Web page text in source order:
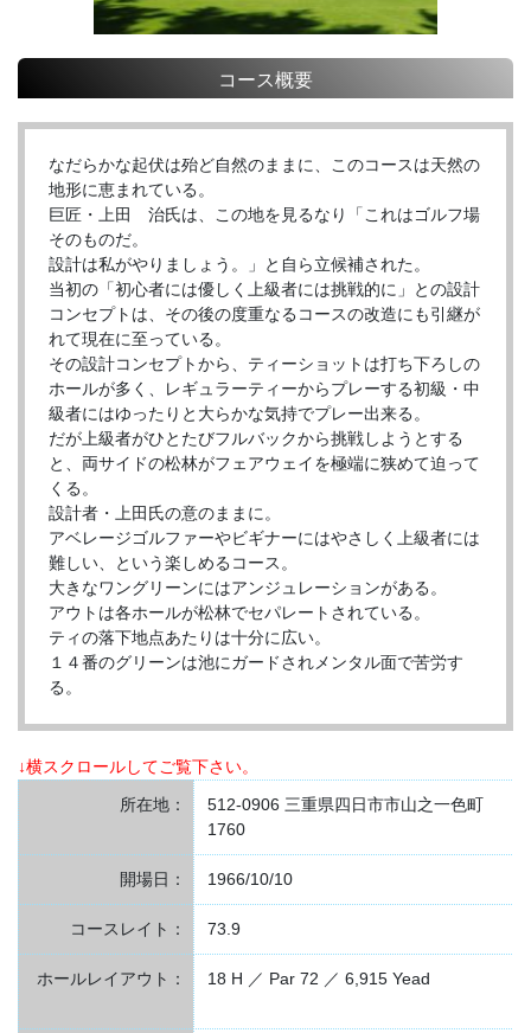
コース概要
なだらかな起伏は殆ど自然のままに、このコースは天然の
地形に恵まれている。
巨匠・上田 治氏は、この地を見るなり「これはゴルフ場
そのものだ。
設計は私がやりましょう。」と自ら立候補された。
当初の「初心者には優しく上級者には挑戦的に」との設計
コンセプトは、その後の度重なるコースの改造にも引継が
れて現在に至っている。
その設計コンセプトから、ティーショットは打ち下ろしの
ホールが多く、レギュラーティーからプレーする初級・中
級者にはゆったりと大らかな気持でプレー出来る。
だが上級者がひとたびフルバックから挑戦しようとする
と、両サイドの松林がフェアウェイを極端に狭めて迫って
くる。
設計者・上田氏の意のままに。
アベレージゴルファーやビギナーにはやさしく上級者には
難しい、という楽しめるコース。
大きなワングリーンにはアンジュレーションがある。
アウトは各ホールが松林でセパレートされている。
ティの落下地点あたりは十分に広い。
１４番のグリーンは池にガードされメンタル面で苦労す
る。
↓横スクロールしてご覧下さい。
所在地：
512-0906 三重県四日市市山之一色町
1760
開場日： 1966/10/10
コースレイト： 73.9
ホールレイアウト： 18 H ／ Par 72 ／ 6,915 Yead